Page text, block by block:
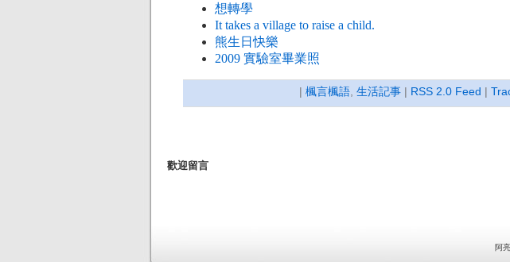
想轉學
It takes a village to raise a child.
熊生日快樂
2009 實驗室畢業照
| 楓言楓語 生活記事 | RSS 2.0 Feed |
歡迎留言
阿